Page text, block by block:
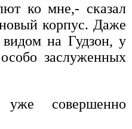
ко мне,- сказал
корпус. Даже
на Гудзон, у
заслуженных
совершенно